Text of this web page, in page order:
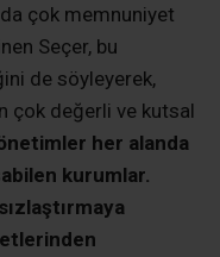
çok memnuniyet
Seçer, bu
de söyleyerek,
çok değerli ve kutsal
her alanda
kurumlar.